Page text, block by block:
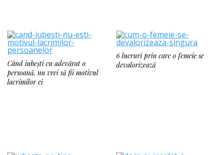
Când iubești cu adevărat o
persoană, nu vrei să fii motivul
lacrimilor ei
6 lucruri prin care o femeie se
devalorizează